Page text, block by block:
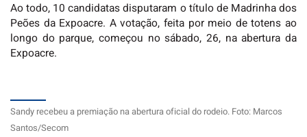
Ao todo, 10 candidatas disputaram o título de Madrinha dos
Peões da Expoacre. A votação, feita por meio de totens ao
longo do parque, começou no sábado, 26, na abertura da
Expoacre.
Sandy recebeu a premiação na abertura oficial do rodeio. Foto: Marcos
Santos/Secom